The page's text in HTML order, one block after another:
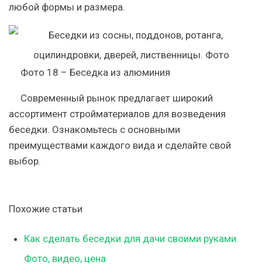
любой формы и размера.
Фото 18 – Беседка из алюминия
Современный рынок предлагает широкий
ассортимент стройматериалов для возведения
беседки. Ознакомьтесь с основными
преимуществами каждого вида и сделайте свой
выбор.
Похожие статьи
Как сделать беседки для дачи своими руками.
Фото, видео, цена